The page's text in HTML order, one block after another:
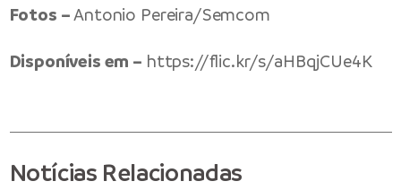
Fotos –Antonio Pereira/Semcom
Disponíveis em – https://flic.kr/s/aHBqjCUe4K
Notícias Relacionadas